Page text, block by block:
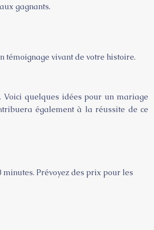
gagnants.
témoignage vivant de votre histoire.
Voici quelques idées pour un mariage
également à la réussite de ce
Prévoyez des prix pour les